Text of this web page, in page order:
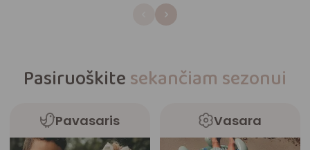
Pasiruoškitesekančiam sezonui
Pavasaris Vasara